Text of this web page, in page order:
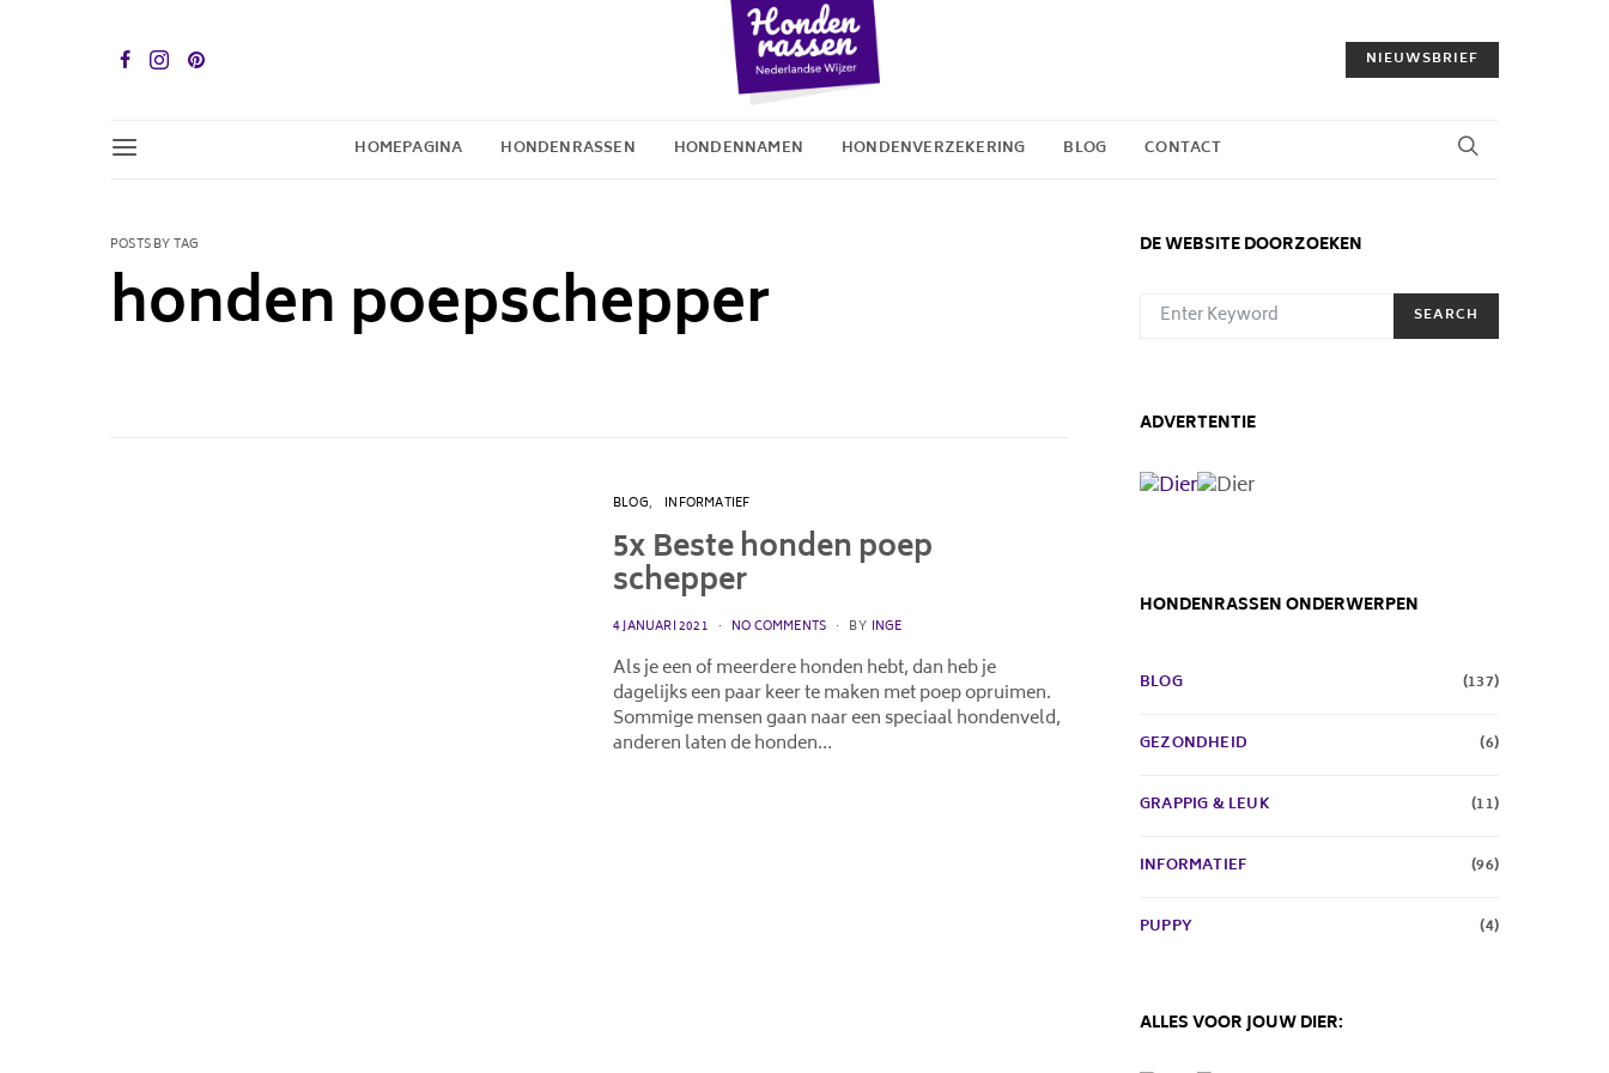
NIEUWSBRIEF
HOMEPAGINA HONDENRASSEN HONDENNAMEN HONDENVERZEKERING BLOG CONTACT
POSTS BY TAG
honden poepschepper
BLOG INFORMATIEF
5x Beste honden poep
schepper
POSTED
4 JANUARI 2021 NO COMMENTS BY INGE
Als je een of meerdere honden hebt, dan heb je
dagelijks een paar keer te maken met poep opruimen.
Sommige mensen gaan naar een speciaal hondenveld,
anderen laten de honden…
DE WEBSITE DOORZOEKEN
SEARCH FOR:
SEARCH
ADVERTENTIE
HONDENRASSEN ONDERWERPEN
BLOG (137)
GEZONDHEID (6)
GRAPPIG & LEUK (11)
INFORMATIEF (96)
PUPPY (4)
ALLES VOOR JOUW DIER: